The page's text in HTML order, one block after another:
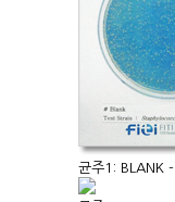
균주1: BLANK -